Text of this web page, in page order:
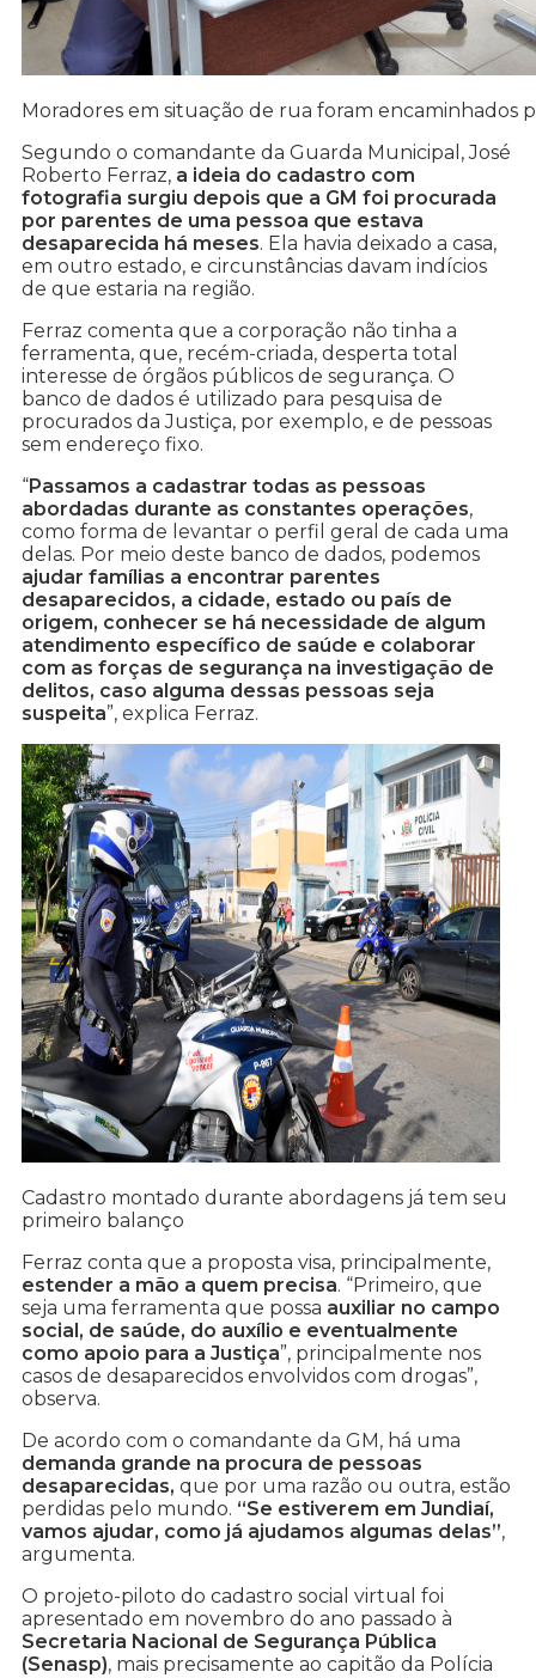
Moradores em situação de rua foram encaminhados
Segundo o comandante da Guarda Municipal, José
Roberto Ferraz, a ideia do cadastro com
fotografia surgiu depois que a GM foi procurada
por parentes de uma pessoa que estava
desaparecida há meses. Ela havia deixado a casa,
em outro estado, e circunstâncias davam indícios
de que estaria na região.
Ferraz comenta que a corporação não tinha a
ferramenta, que, recém-criada, desperta total
interesse de órgãos públicos de segurança. O
banco de dados é utilizado para pesquisa de
procurados da Justiça, por exemplo, e de pessoas
sem endereço fixo.
“Passamos a cadastrar todas as pessoas
abordadas durante as constantes operações,
como forma de levantar o perfil geral de cada uma
delas. Por meio deste banco de dados, podemos
ajudar famílias a encontrar parentes
desaparecidos, a cidade, estado ou país de
origem, conhecer se há necessidade de algum
atendimento específico de saúde e colaborar
com as forças de segurança na investigação de
delitos, caso alguma dessas pessoas seja
suspeita”, explica Ferraz.
Cadastro montado durante abordagens já tem seu
primeiro balanço
Ferraz conta que a proposta visa, principalmente,
estender a mão a quem precisa. “Primeiro, que
seja uma ferramenta que possa auxiliar no campo
social, de saúde, do auxílio e eventualmente
como apoio para a Justiça”, principalmente nos
casos de desaparecidos envolvidos com drogas”,
observa.
De acordo com o comandante da GM, há uma
demanda grande na procura de pessoas
desaparecidas, que por uma razão ou outra, estão
perdidas pelo mundo. “Se estiverem em Jundiaí,
vamos ajudar, como já ajudamos algumas delas”,
argumenta.
O projeto-piloto do cadastro social virtual foi
apresentado em novembro do ano passado à
Secretaria Nacional de Segurança Pública
(Senasp), mais precisamente ao capitão da Polícia